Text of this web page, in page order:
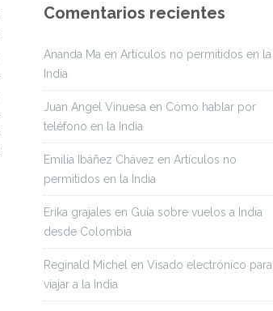
Comentarios recientes
Ananda Ma en Artículos no permitidos en la
India
Juan Angel Vinuesa en Cómo hablar por
teléfono en la India
Emilia Ibáñez Chávez en Artículos no
permitidos en la India
Erika grajales en Guía sobre vuelos a India
desde Colombia
Reginald Michel en Visado electrónico para
viajar a la India